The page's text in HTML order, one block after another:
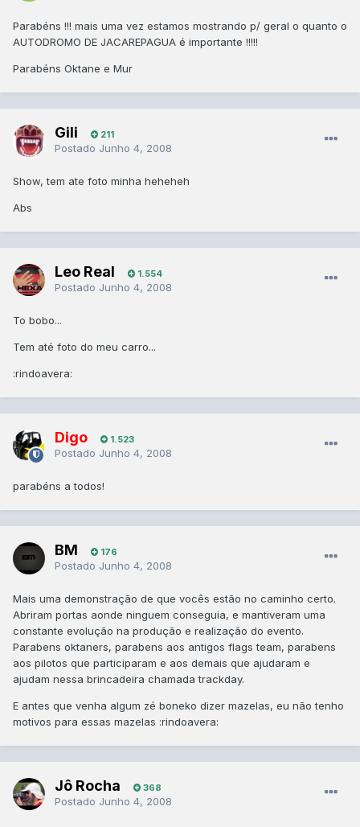
Parabéns !!! mais uma vez estamos mostrando p/ geral o quanto o
AUTODROMO DE JACAREPAGUA é importante !!!!!
Parabéns Oktane e Mur
Gili 211
Postado Junho 4, 2008
Show, tem ate foto minha heheheh
Abs
Leo Real 1.554
Postado Junho 4, 2008
To bobo...
Tem até foto do meu carro...
:rindoavera:
Digo 1.523
Postado Junho 4, 2008
parabéns a todos!
BM 176
Postado Junho 4, 2008
Mais uma demonstração de que vocês estão no caminho certo.
Abriram portas aonde ninguem conseguia, e mantiveram uma
constante evolução na produção e realização do evento.
Parabens oktaners, parabens aos antigos flags team, parabens
aos pilotos que participaram e aos demais que ajudaram e
ajudam nessa brincadeira chamada trackday.
E antes que venha algum zé boneko dizer mazelas, eu não tenho
motivos para essas mazelas :rindoavera:
Jô Rocha 368
Postado Junho 4, 2008